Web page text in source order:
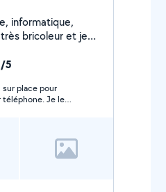
informatique,
bricoleur et je
5
place pour
Je le